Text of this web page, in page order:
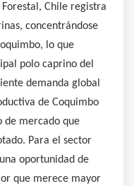
Chile registra
concentrándose
lo que
polo caprino del
demanda global
de Coquimbo
de mercado que
Para el sector
oportunidad de
que merece mayor